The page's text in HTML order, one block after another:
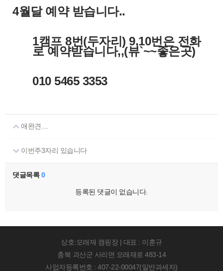
4월달 예약 받습니다..
1캠프 8번(두자리) 9,10번은 전화
로 예약받습니다,,(뷰`~~좋은곳)
010 5465 3353
애완견....
이번주3자리 있습니다
댓글목록0
등록된 댓글이 없습니다.
상호:모래재 캠핑장 | 대표 : 이훈규
충북 괴산군 사리면 모래재로 483-14
사업자등록번호 : 407-22-00047(일반과세자)